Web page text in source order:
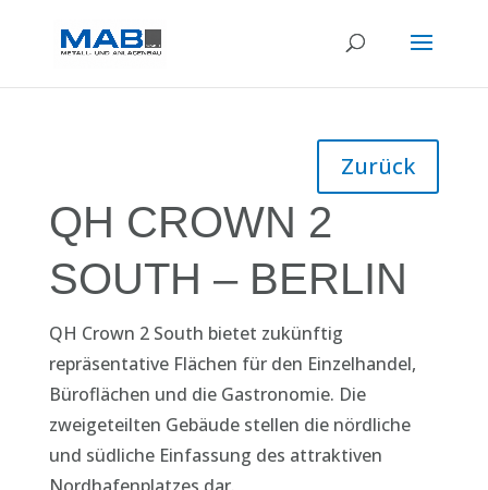
Zurück
QH CROWN 2
SOUTH – BERLIN
QH Crown 2 South bietet zukünftig
repräsentative Flächen für den Einzelhandel,
Büroflächen und die Gastronomie. Die
zweigeteilten Gebäude stellen die nördliche
und südliche Einfassung des attraktiven